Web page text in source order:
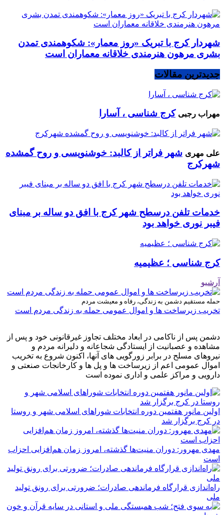
شهردار کرج با تبریک «روز معمار»: شکوهمندی تمدن
بشری مرهون هنرمندی خلاقانه معماران است
جدیدترین مقالات
مهراب رجبی کرج شناسی ، آسارا
علی مهری شهر فراتر از کالبد: خوشنویسی و روح گمشده
شهرکرج
خدمات تلفن درسطح شهر کرج با افق دو ساله بر مبنای
فیبر نوری خواهد بود
کرج شناسی ؛ عظیمیه
آرشیو
حمله مستقیم دشمن به زندگی، رفاه و معیشت مردم
تخریب زیرساخت ها و اموال عمومی حمله به زندگی مردم است
دشمن پس از ناکامی در ابعاد مختلف تجاوز غیرقانونی خود و پس از
مشاهده و عصبانیت از ایستادگی شجاعانه و دلیرانه مردم و
نیروهای مسلح در برابر زورگویی های آنها، اکنون شروع به تخریب
اموال عمومی اعم از زیرساخت ها و پل ها و کارخانجات صنعتی و
دارویی و مراکز علمی و اداری نموده است
اولین مانور هفتمین دوره انتخابات شوراهای اسلامی شهر و روستا
در کرج برگزار شد
مهدی مهرور: دوران منیت‌ها گذشته، امروز زمان هم‌افزایی احزاب
است
راه‌اندازی قرارگاه فرماندهی صادرات؛ ضرورتی برای رونق تولید
ملی